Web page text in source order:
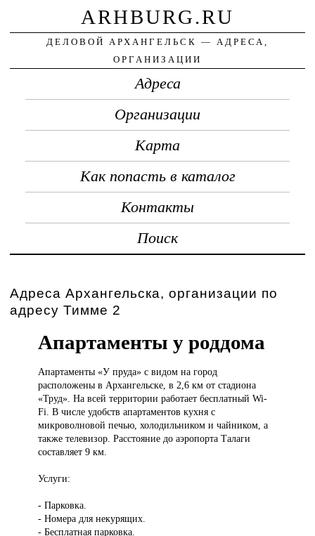
ARHBURG.RU
ДЕЛОВОЙ АРХАНГЕЛЬСК — АДРЕСА,
ОРГАНИЗАЦИИ
Адреса
Организации
Карта
Как попасть в каталог
Контакты
Поиск
Адреса Архангельска, организации по
адресу Тимме 2
Апартаменты у роддома
Апартаменты «Упруда» с видом на город
расположены в Архангельске, в 2,6 км от стадиона
«Труд». На всей территории работает бесплатный Wi-
Fi. В числе удобств апартаментов кухня с
микроволновой печью, холодильником и чайником, а
также телевизор. Расстояние до аэропорта Талаги
составляет 9 км.
Услуги:
- Парковка.
- Номера для некурящих.
- Бесплатная парковка.